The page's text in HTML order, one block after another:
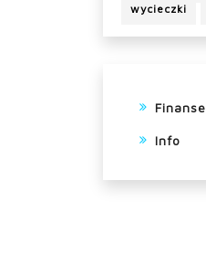
wycieczki
Finanse
Info